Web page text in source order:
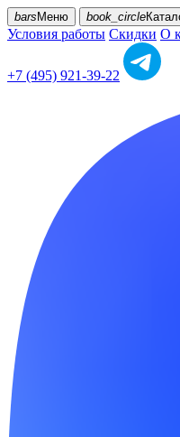
bars Меню book_circle
Условия работы Скидки О
+7 (495) 921-39-22